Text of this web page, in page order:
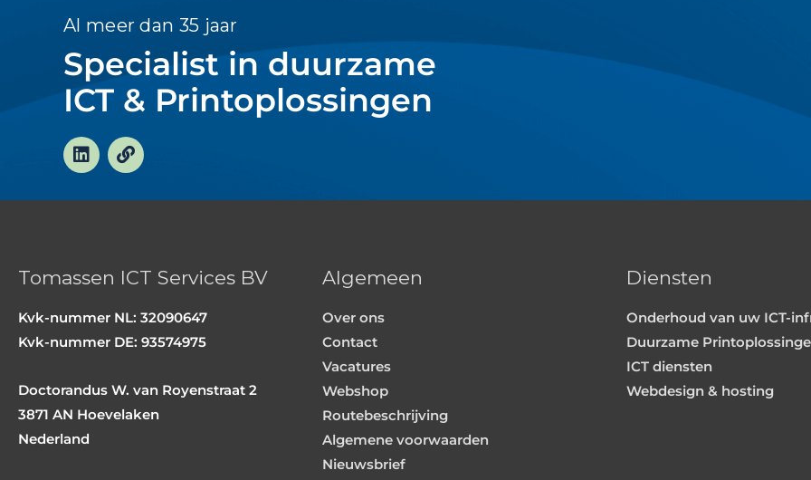
Al meer dan 35 jaar
Specialist in duurzame
ICT & Printoplossingen
L
i
k
n
L
i
k
Tomassen ICT Services BV
Kvk-nummer NL: 32090647
Kvk-nummer DE: 93574975
Doctorandus W. van Royenstraat 2
3871 AN Hoevelaken
Nederland
Algemeen
Over ons
Contact
Vacatures
Webshop
Routebeschrijving
Algemene voorwaarden
Nieuwsbrief
Diensten
Onderhoud van uw ICT-
Duurzame
ICT diensten
Webdesign & hosting